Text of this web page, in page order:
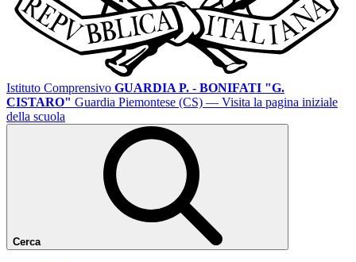
Istituto Comprensivo GUARDIA P. - BONIFATI "G.
CISTARO" Guardia Piemontese (CS) — Visita la pagina iniziale
della scuola
Cerca